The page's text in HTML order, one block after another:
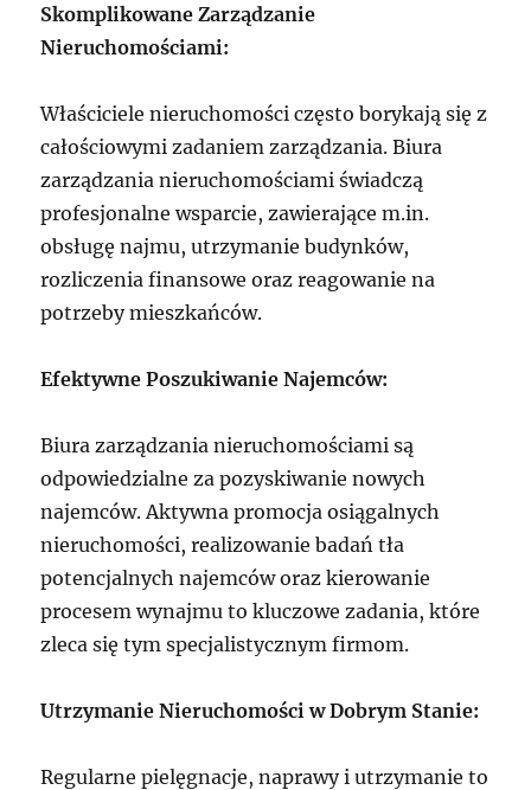
Skomplikowane Zarządzanie
Nieruchomościami:
Właściciele nieruchomości często borykają się z
całościowymi zadaniem zarządzania. Biura
zarządzania nieruchomościami świadczą
profesjonalne wsparcie, zawierające m.in.
obsługę najmu, utrzymanie budynków,
rozliczenia finansowe oraz reagowanie na
potrzeby mieszkańców.
Efektywne Poszukiwanie Najemców:
Biura zarządzania nieruchomościami są
odpowiedzialne za pozyskiwanie nowych
najemców. Aktywna promocja osiągalnych
nieruchomości, realizowanie badań tła
potencjalnych najemców oraz kierowanie
procesem wynajmu to kluczowe zadania, które
zleca się tym specjalistycznym firmom.
Utrzymanie Nieruchomości w Dobrym Stanie:
Regularne pielęgnacje, naprawy i utrzymanie to